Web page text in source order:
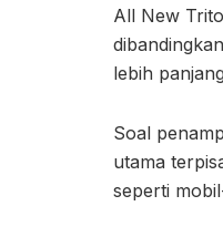
All New
lebih
Soal
utama
seperti